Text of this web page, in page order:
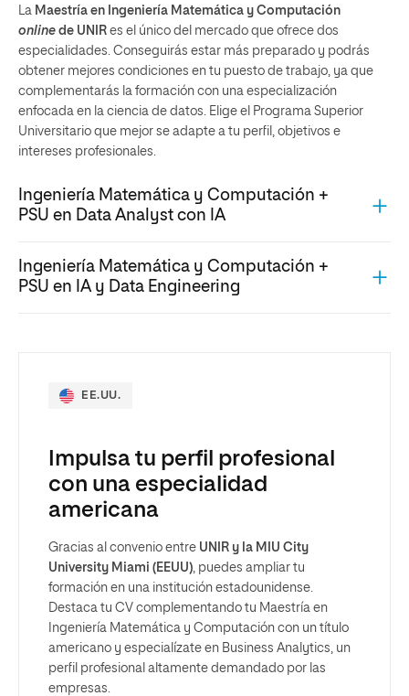
La Maestría en Ingeniería Matemática y Computación
online de UNIR es el único del mercado que ofrece dos
especialidades. Conseguirás estar más preparado y podrás
obtener mejores condiciones en tu puesto de trabajo, ya que
complementarás la formación con una especialización
enfocada en la ciencia de datos. Elige el Programa Superior
Universitario que mejor se adapte a tu perfil, objetivos e
intereses profesionales.
Ingeniería Matemática y Computación +
PSU en Data Analyst con IA
Ingeniería Matemática y Computación +
PSU en IA y Data Engineering
EE.UU.
Impulsa tu perfil profesional
con una especialidad
americana
Gracias al convenio entre UNIR y la MIU City
University Miami (EEUU), puedes ampliar tu
formación en una institución estadounidense.
Destaca tu CV complementando tu Maestría en
Ingeniería Matemática y Computación con un título
americano y especialízate en Business Analytics, un
perfil profesional altamente demandado por las
empresas.